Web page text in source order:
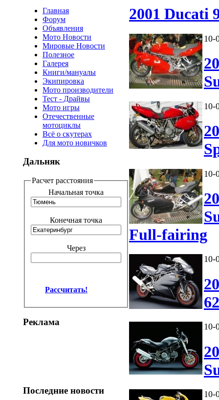
Главная
Форум
Объявления
Мото Новости
Мировые Новости
Полезное
Галерея
Книги/мануалы
Экипировка
Мото производители
Тест - Драйвы
Мото игры
Отечественные
мотоциклы
Всё о скутерах
Для мото новичков
Дальняк
Расчет расстояния
Начальная точка
Конечная точка
Через
Рассчитать!
Реклама
Последние новости
2001 Ducati
10-
10-
10-
Full-fairing
10-
10-
10-